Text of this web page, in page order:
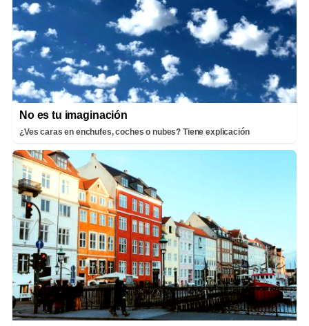
No es tu imaginación
¿Ves caras en enchufes, coches o nubes? Tiene explicación